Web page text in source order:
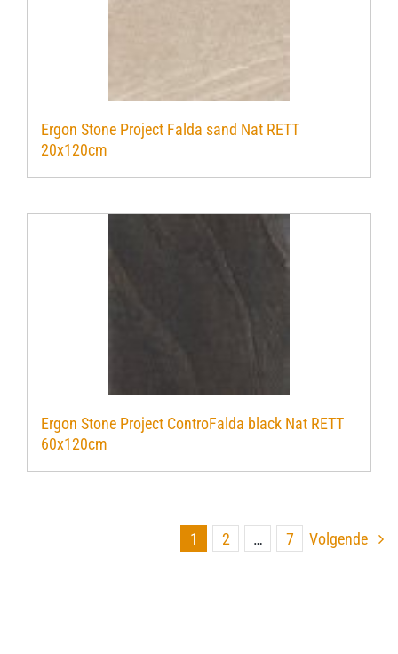
Ergon Stone Project Falda sand Nat RETT
20x120cm
Ergon Stone Project ControFalda black Nat RETT
60x120cm
1 2 … 7 Volgende